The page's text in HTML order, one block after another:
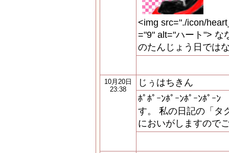
<img src="./icon/
="9" alt="ハート"> な
のたんじょう日では
10月20日
23:38
じぅはちきん
ﾎﾟﾎﾟｰﾝﾎﾟｰﾝﾎﾟｰﾝﾎﾟｰ
す。 私の日記の「タ
においがしますので